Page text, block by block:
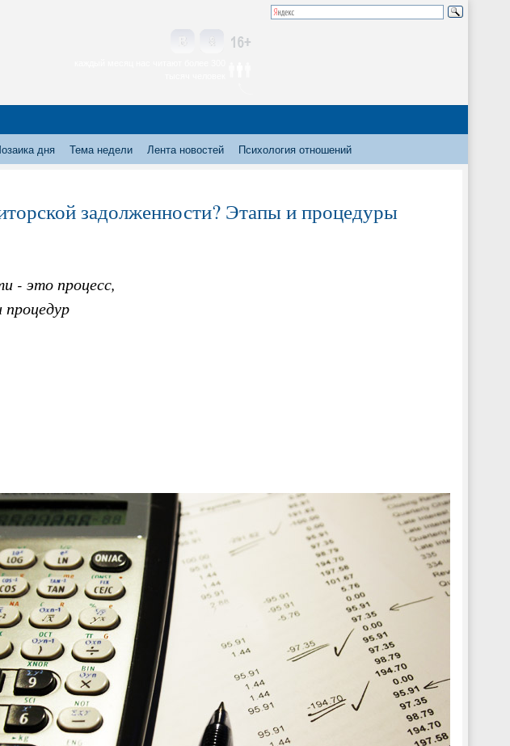
дня Тема недели Лента новостей Психология отношений
задолженности? Этапы и процедуры
- это процесс,